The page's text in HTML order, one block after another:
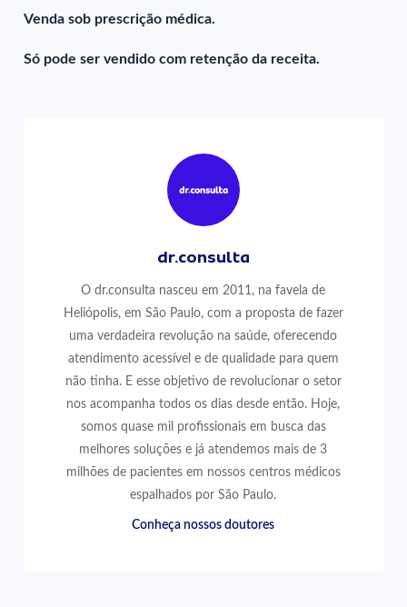
Venda sob prescrição médica.
Só pode ser vendido com retenção da receita.
dr.consulta
O dr.consulta nasceu em 2011, na favela de
Heliópolis, em São Paulo, com a proposta de fazer
uma verdadeira revolução na saúde, oferecendo
atendimento acessível e de qualidade para quem
não tinha. E esse objetivo de revolucionar o setor
nos acompanha todos os dias desde então. Hoje,
somos quase mil profissionais em busca das
melhores soluções e já atendemos mais de 3
milhões de pacientes em nossos centros médicos
espalhados por São Paulo.
Conheça nossos doutores